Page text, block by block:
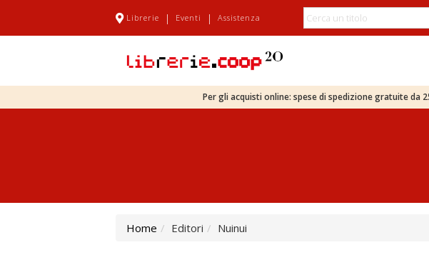
Librerie | Eventi | Assistenza
Per gli acquisti online: spese di spedizione gratuite da
Home Editori Nuinui